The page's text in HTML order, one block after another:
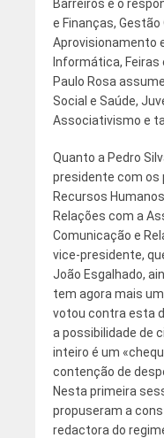
Barreiros é o
e Finanças,
Aprovisionamento
Informática,
Paulo Rosa
Social e Saúde,
Associativismo e
Quanto a Pedro
presidente com os
Recursos
Relações com a
Comunicação e
vice-presidente,
João Esgalhado,
tem agora mais
votou contra esta
a possibilidade de
inteiro é um
contenção de
Nesta primeira
propuseram a
redactora do